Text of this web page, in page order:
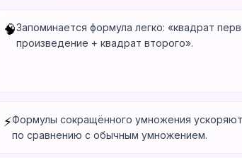
🧠Запоминается формула легко: «квадрат
произведение + квадрат второго».
⚡Формулы сокращённого умножения ускоряют
по сравнению с обычным умножением.